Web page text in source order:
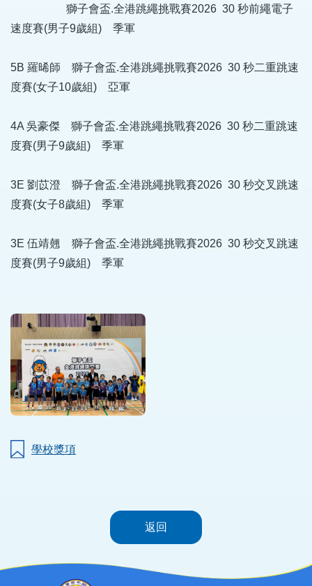
獅子會盃.全港跳繩挑戰賽2026 30 秒前繩電子
速度賽(男子9歲組) 季軍
5B 羅晞師 獅子會盃.全港跳繩挑戰賽2026 30 秒二重跳速
度賽(女子10歲組) 亞軍
4A 吳豪傑 獅子會盃.全港跳繩挑戰賽2026 30 秒二重跳速
度賽(男子9歲組) 季軍
3E 劉苡澄 獅子會盃.全港跳繩挑戰賽2026 30 秒交叉跳速
度賽(女子8歲組) 季軍
3E 伍靖翹 獅子會盃.全港跳繩挑戰賽2026 30 秒交叉跳速
度賽(男子9歲組) 季軍
學校獎項
返回